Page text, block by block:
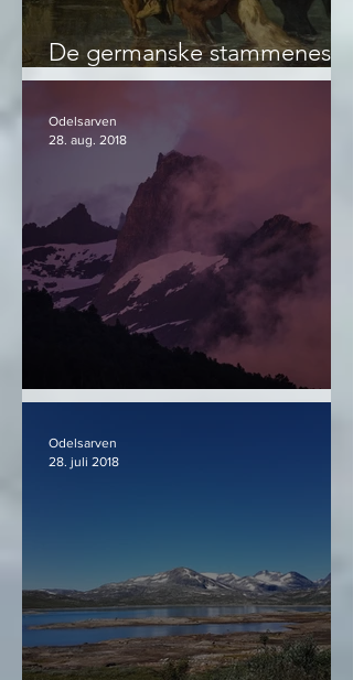
De germanske stammenes
preg på Europa
Det vakre i det dunkle
Odelsarven
28. aug. 2018
Odelsarven
28. juli 2018